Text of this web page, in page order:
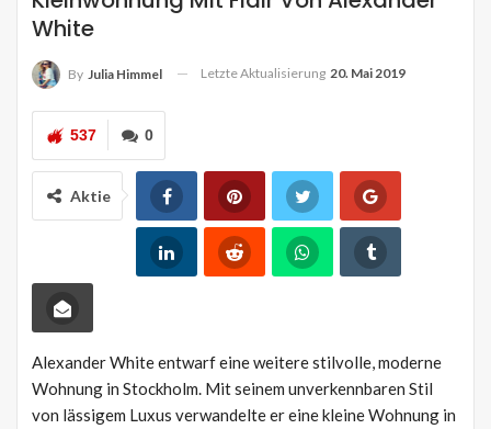
White
By Julia Himmel Letzte Aktualisierung 20. Mai 2019
0
537
Aktie
Alexander White entwarf eine weitere stilvolle, moderne
Wohnung in Stockholm. Mit seinem unverkennbaren Stil
von lässigem Luxus verwandelte er eine kleine Wohnung in